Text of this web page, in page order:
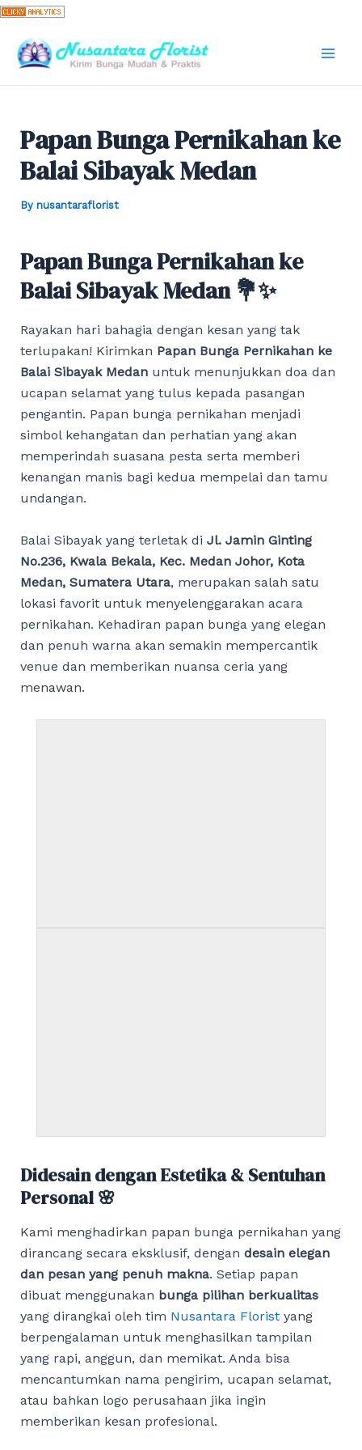
Skip
content
Papan Bunga Pernikahan ke
Balai Sibayak Medan
By nusantaraflorist
Papan Bunga Pernikahan ke
Balai Sibayak Medan 💐✨
Rayakan hari bahagia dengan kesan yang tak
terlupakan! Kirimkan Papan Bunga Pernikahan ke
Balai Sibayak Medanuntuk menunjukkan doa dan
ucapan selamat yang tulus kepada pasangan
pengantin. Papan bunga pernikahan menjadi
simbol kehangatan dan perhatian yang akan
memperindah suasana pesta serta memberi
kenangan manis bagi kedua mempelai dan tamu
undangan.
Balai Sibayak yang terletak di Jl. Jamin Ginting
No.236, Kwala Bekala, Kec. Medan Johor, Kota
Medan, Sumatera Utara, merupakan salah satu
lokasi favorit untuk menyelenggarakan acara
pernikahan. Kehadiran papan bunga yang elegan
dan penuh warna akan semakin mempercantik
venue dan memberikan nuansa ceria yang
menawan.
Didesain dengan Estetika & Sentuhan
Personal 🌸
Kami menghadirkan papan bunga pernikahan yang
dirancang secara eksklusif, dengan desain elegan
dan pesan yang penuh makna. Setiap papan
dibuat menggunakan bunga pilihan berkualitas
yang dirangkai oleh tim Nusantara Floristyang
berpengalaman untuk menghasilkan tampilan
yang rapi, anggun, dan memikat. Anda bisa
mencantumkan nama pengirim, ucapan selamat,
atau bahkan logo perusahaan jika ingin
memberikan kesan profesional.